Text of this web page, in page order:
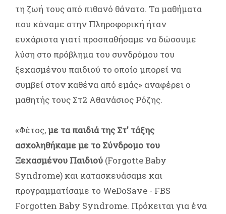
τη ζωή τους από πιθανό θάνατο. Τα μαθήματα
που κάναμε στην Πληροφορική ήταν
ευχάριστα γιατί προσπαθήσαμε να δώσουμε
λύση στο πρόβλημα του συνδρόμου του
ξεχασμένου παιδιού το οποίο μπορεί να
συμβεί στον καθένα από εμάς» αναφέρει ο
μαθητής τους Στ2 Αθανάσιος Ρόζης.
«Φέτος,με τα παιδιά της Στ' τάξης
ασχοληθήκαμε με το Σύνδρομο του
Ξεχασμένου Παιδιού (Forgotte Baby
Syndrome) και κατασκευάσαμε και
προγραμματίσαμε το WeDoSave - FBS
Forgotten Baby Syndrome. Πρόκειται για ένα